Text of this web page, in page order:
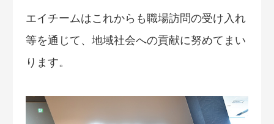
エイチームはこれからも職場訪問の受け入れ
等を通じて、地域社会への貢献に努めてまい
ります。